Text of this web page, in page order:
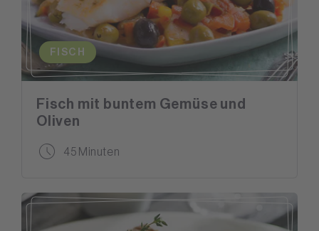
FISCH
Fisch mit buntem Gemüse und
Oliven
45 Minuten